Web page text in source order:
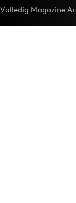
Volledig Magazine